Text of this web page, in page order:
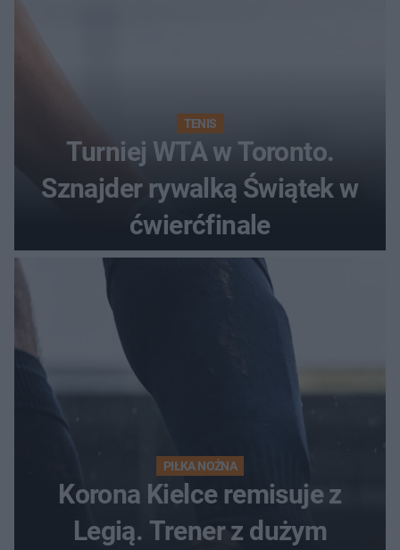
TENIS
Turniej WTA w Toronto.
Sznajder rywalką Świątek w
ćwierćfinale
PIŁKA NOŻNA
Korona Kielce remisuje z
Legią. Trener z dużym